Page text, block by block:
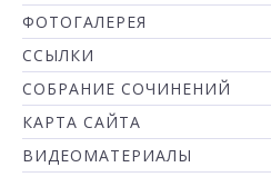
ФОТОГАЛЕРЕЯ
ССЫЛКИ
СОБРАНИЕ СОЧИНЕНИЙ
КАРТА САЙТА
ВИДЕОМАТЕРИАЛЫ